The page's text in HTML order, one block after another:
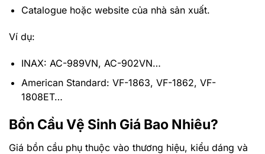
Catalogue hoặc website của nhà sản xuất.
Ví dụ:
INAX: AC-989VN, AC-902VN…
American Standard: VF-1863, VF-1862, VF-
1808ET…
Bồn Cầu Vệ Sinh Giá Bao Nhiêu?
Giá bồn cầu phụ thuộc vào thương hiệu, kiểu dáng và